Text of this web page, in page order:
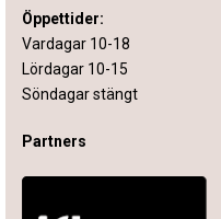
Öppettider:
Vardagar 10-18
Lördagar 10-15
Söndagar stängt
Partners